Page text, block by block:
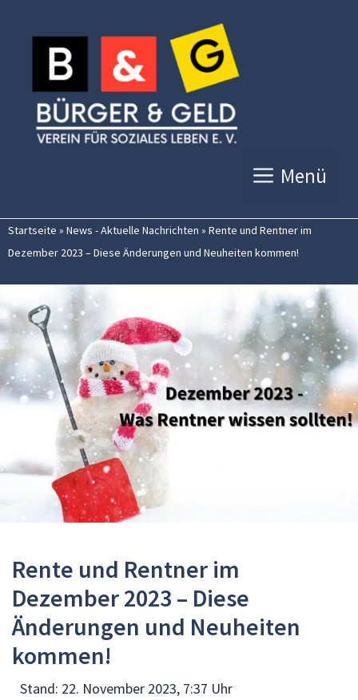
Inhalt
springen
Menü
Startseite » News - Aktuelle Nachrichten » Rente und Rentner im
Dezember 2023 – Diese Änderungen und Neuheiten kommen!
Rente und Rentner im
Dezember 2023 – Diese
Änderungen und Neuheiten
kommen!
Stand: 22. November 2023, 7:37 Uhr